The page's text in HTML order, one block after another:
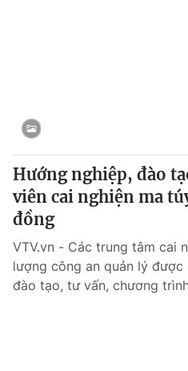
Hướng nghiệp, đào
viên cai nghiện ma
đồng
VTV.vn - Các trung tâm cai
lượng công an quản lý được
đào tạo, tư vấn, chương